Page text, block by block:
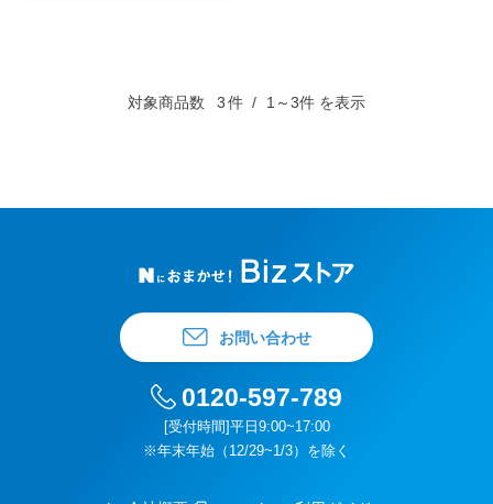
対象商品数 3件 1～3件 を表示
お問い合わせ
0120-597-789
[受付時間]平日9:00~17:00
※年末年始（12/29~1/3）を除く